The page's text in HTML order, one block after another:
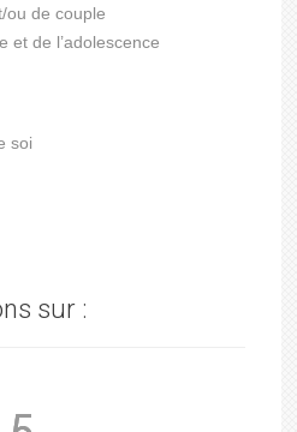
ou de couple
et de l’adolescence
soi
sur :